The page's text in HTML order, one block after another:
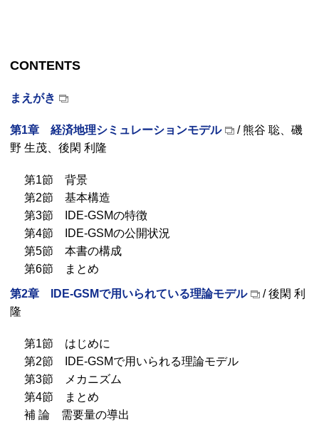
CONTENTS
まえがき
第1章 経済地理シミュレーションモデル
/ 熊谷 聡、磯
野 生茂、後閑 利隆
第1節 背景
第2節 基本構造
第3節 IDE-GSMの特徴
第4節 IDE-GSMの公開状況
第5節 本書の構成
第6節 まとめ
第2章 IDE-GSMで用いられている理論モデル
/ 後閑 利
隆
第1節 はじめに
第2節 IDE-GSMで用いられる理論モデル
第3節 メカニズム
第4節 まとめ
補 論 需要量の導出